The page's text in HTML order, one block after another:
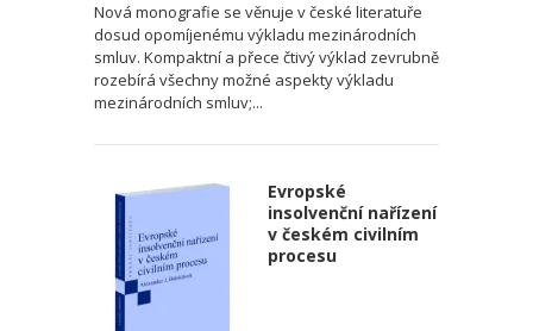
Nová monografie se věnuje v české literatuře
dosud opomíjenému výkladu mezinárodních
smluv. Kompaktní a přece čtivý výklad zevrubně
rozebírá všechny možné aspekty výkladu
mezinárodních smluv;...
Evropské
insolvenční nařízení
v českém civilním
procesu